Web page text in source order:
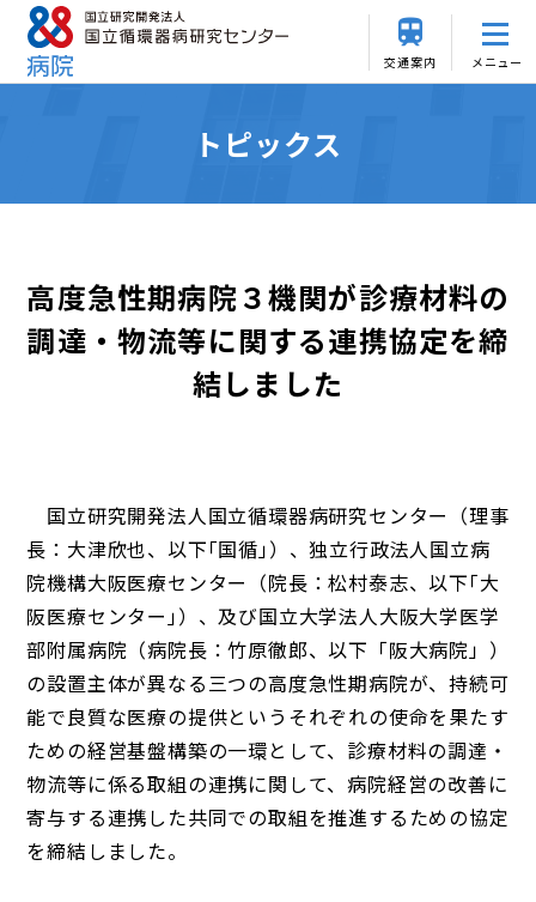
交通案内 メニュー
トピックス
高度急性期病院３機関が診療材料の
調達・物流等に関する連携協定を締
結しました
国立研究開発法人国立循環器病研究センター（理事
長：大津欣也、以下｢国循｣）、独立行政法人国立病
院機構大阪医療センター（院長：松村泰志、以下｢大
阪医療センター｣）、及び国立大学法人大阪大学医学
部附属病院（病院長：竹原徹郎、以下「阪大病院」）
の設置主体が異なる三つの高度急性期病院が、持続可
能で良質な医療の提供というそれぞれの使命を果たす
ための経営基盤構築の一環として、診療材料の調達・
物流等に係る取組の連携に関して、病院経営の改善に
寄与する連携した共同での取組を推進するための協定
を締結しました。